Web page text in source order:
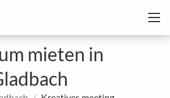
mieten in